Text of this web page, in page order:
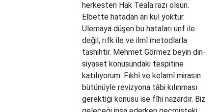
herkesten Hak Teala razı olsun.
Elbette hatadan ari kul yoktur.
Ulemaya düşen bu hataları unf ile
değil, rıfk ile ve ilmî metodlarla
tashihtir. Mehmet Görmez beyin din-
siyaset konusundaki tespitine
katılıyorum. Fıkhî ve kelamî mirasın
bütünüyle revizyona tâbi kılınması
gerektiği konusu ise fîhi nazardır. Biz